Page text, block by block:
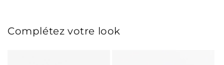
Complétez votre look